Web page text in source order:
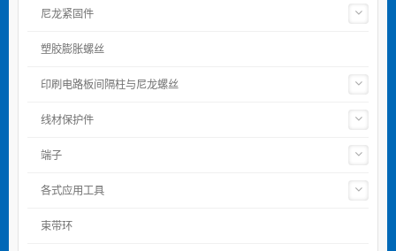
尼龙紧固件
塑胶膨胀螺丝
印刷电路板间隔柱与尼龙螺丝
线材保护件
端子
各式应用工具
束带环